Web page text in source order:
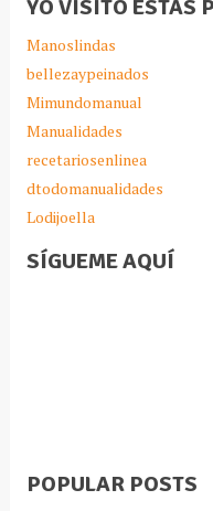
YO VISITO ESTAS
Manoslindas
bellezaypeinados
Mimundomanual
Manualidades
recetariosenlinea
dtodomanualidades
Lodijoella
SÍGUEME AQUÍ
POPULAR POSTS